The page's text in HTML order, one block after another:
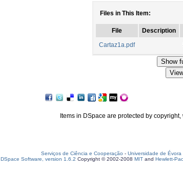
Files in This Item:
File Description
Cartaz1a.pdf
Items in DSpace are protected by
Serviços de Ciência e Cooperação - Universidade de Évora
DSpace Software, version 1.6.2 Copyright © 2002-2008 MIT and Hewlett-